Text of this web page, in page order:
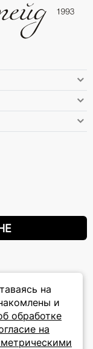
на
и
обработке
на
на новости